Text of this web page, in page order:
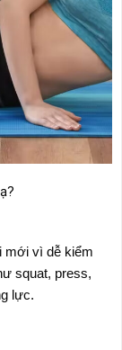
mới vì dễ kiểm
squat, press,
lực.